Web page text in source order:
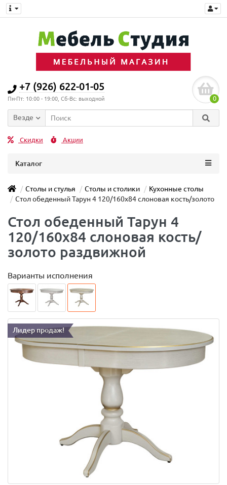
+7 (926) 622-01-05
Пн-Пт: 10:00 - 19:00, Сб-Вс: выходной 0
Везде
Скидки Акции
Каталог
Столы и стулья Столы и столики
Кухонные столы
Стол обеденный Тарун 4 120/160х84 слоновая кость/золото
Стол обеденный Тарун 4
120/160х84 слоновая кость/
золото раздвижной
Варианты исполнения
Лидер продаж!